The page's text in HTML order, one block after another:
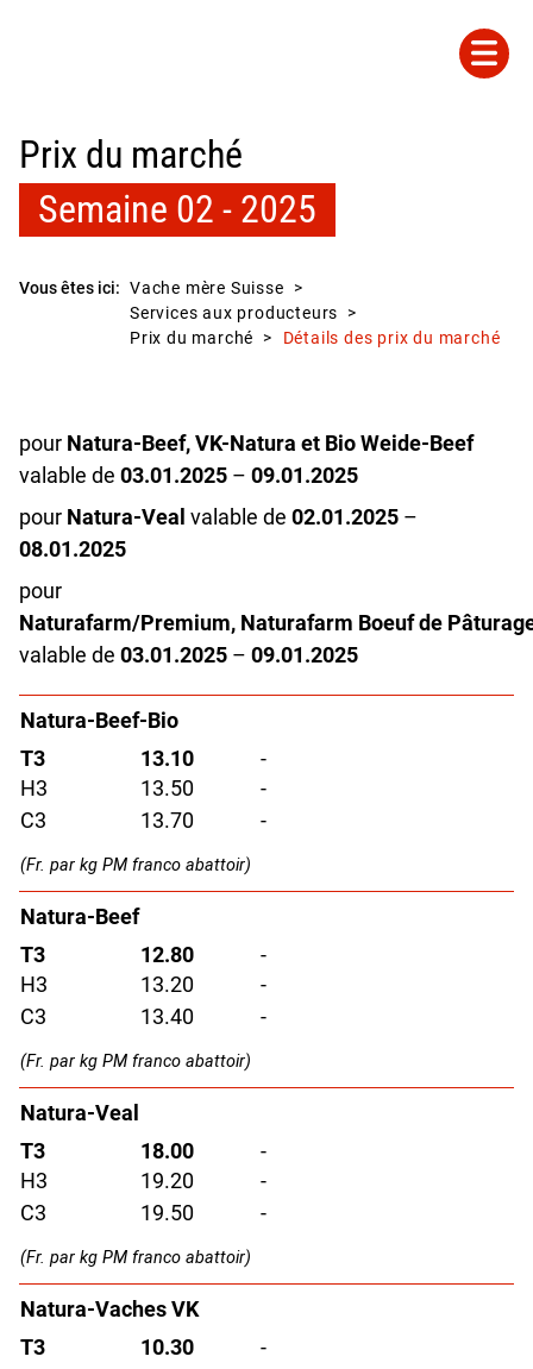
Prix du marché
Semaine 02 - 2025
Vous êtes ici: Vache mère Suisse
Services aux producteurs
Prix du marché
Détails des prix du marché
pour Natura-Beef, VK-Natura et Bio Weide-Beef
valable de 03.01.2025 – 09.01.2025
pour Natura-Veal valable de 02.01.2025 –
08.01.2025
pour
Naturafarm/Premium, Naturafarm Boeuf de
valable de 03.01.2025 – 09.01.2025
Natura-Beef-Bio
T3
13.10
-
H3
13.50
-
C3
13.70 -
(Fr. par kg PM franco abattoir)
Natura-Beef
T3
12.80
-
H3
13.20
-
C3
13.40 -
(Fr. par kg PM franco abattoir)
Natura-Veal
T3
18.00
-
H3
19.20
-
C3
19.50 -
(Fr. par kg PM franco abattoir)
Natura-Vaches VK
T3
10.30 -